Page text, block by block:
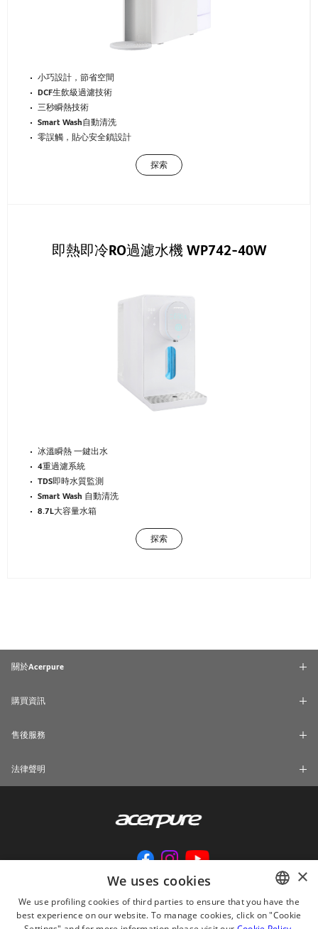
小巧設計，節省空間
DCF生飲級過濾技術
三秒瞬熱技術
Smart Wash自動清洗
零誤觸，貼心安全鎖設計
探索
即熱即冷RO過濾水機 WP742-40W
冰溫瞬熱 一鍵出水
4重過濾系統
TDS即時水質監測
Smart Wash 自動清洗
8.7L大容量水箱
探索
關於Acerpure
購買資訊
售後服務
法律聲明
ENGLISH
×
We uses cookies
We use profiling cookies of third parties to ensure that you have the
best experience on our website. To manage cookies, click on "Cookie